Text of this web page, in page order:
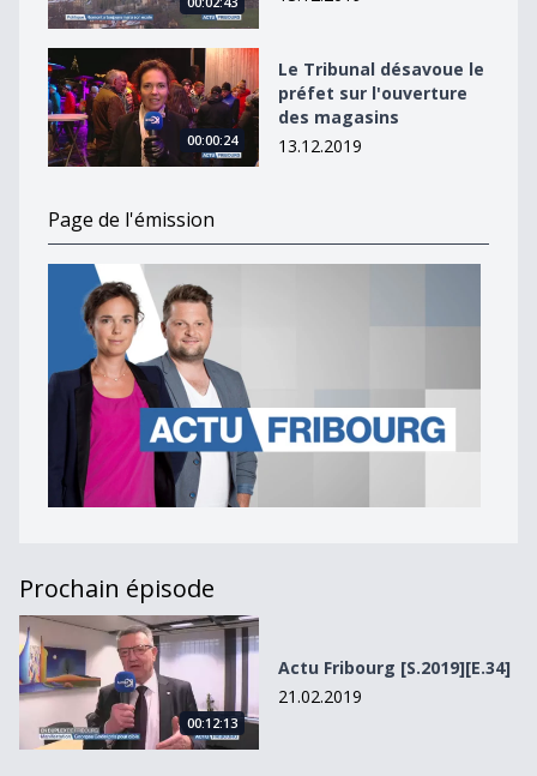
Le Tribunal désavoue le préfet sur l&#039;ouverture
00:00:24
Le Tribunal désavoue le
préfet sur l'ouverture
des magasins
13.12.2019
Page de l'émission
Prochain épisode
Actu Fribourg [S.2019][E.34]
00:12:13
Actu Fribourg [S.2019][E.34]
21.02.2019